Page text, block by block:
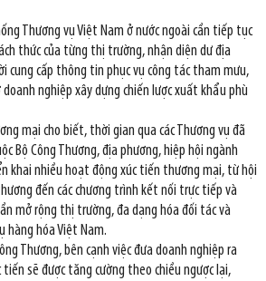
Thương vụ Việt Nam ở nước ngoài cần tiếp tục
thức của từng thị trường, nhận diện dư địa
cung cấp thông tin phục vụ công tác tham mưu,
nghiệp xây dựng chiến lược xuất khẩu phù
mại cho biết, thời gian qua các Thương vụ đã
Bộ Công Thương, địa phương, hiệp hội ngành
khai nhiều hoạt động xúc tiến thương mại, từ hội
đến các chương trình kết nối trực tiếp và
mở rộng thị trường, đa dạng hóa đối tác và
hàng hóa Việt Nam.
Thương, bên cạnh việc đưa doanh nghiệp ra
sẽ được tăng cường theo chiều ngược lại,